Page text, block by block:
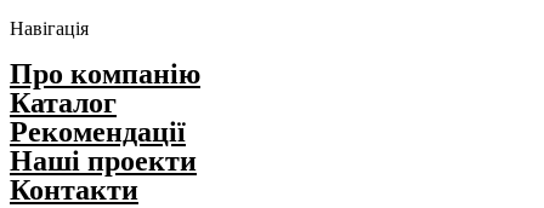
Навігація
Про компанію
Каталог
Рекомендації
Нашi проекти
Контакти